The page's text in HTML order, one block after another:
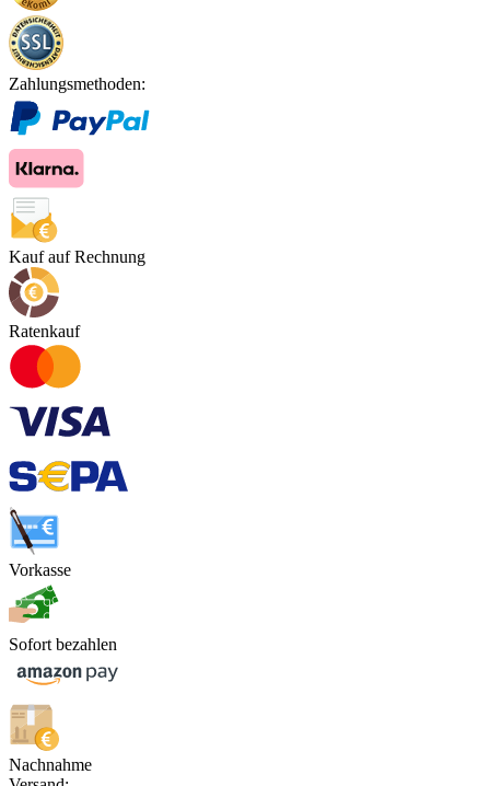
Zahlungsmethoden:
Kauf auf Rechnung
Ratenkauf
Vorkasse
Sofort bezahlen
Nachnahme